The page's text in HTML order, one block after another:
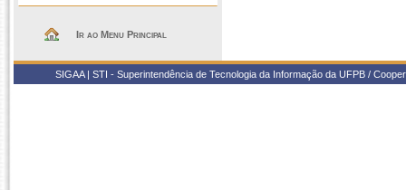
Ir ao Menu Principal
SIGAA | STI - Superintendência de Tecnologia da Informação da UFPB /